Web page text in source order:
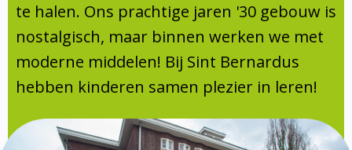
Schoollogopedie
schoolondersteuningsprofiel
Absentie
Vakanties
Aanmelden
Schoolgids
te halen. Ons prachtige jaren '30 gebouw is
nostalgisch, maar binnen werken we met
moderne middelen! Bij Sint Bernardus
hebben kinderen samen plezier in leren!